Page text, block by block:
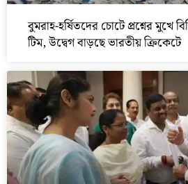
বুমরাহ-হর্ষিতদের চোটে প্রশ্নের মুখে
টিম, উদ্বেগ বাড়ছে ভারতীয় ক্রিকেটে